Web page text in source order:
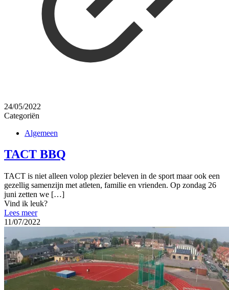
24/05/2022
Categoriën
Algemeen
TACT BBQ
TACT is niet alleen volop plezier beleven in de sport maar ook een
gezellig samenzijn met atleten, familie en vrienden. Op zondag 26
juni zetten we […]
Vind ik leuk?
Lees meer
11/07/2022